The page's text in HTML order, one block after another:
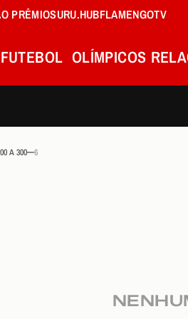
PRÊMIOSURU.HUBFLAMENGOTV
FUTEBOL OLÍMPICOS
A 300 6